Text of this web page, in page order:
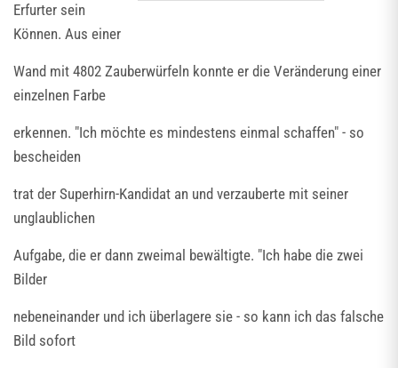
Erfurter sein
Können. Aus einer
Wand mit 4802 Zauberwürfeln konnte er die Veränderung einer
einzelnen Farbe
erkennen. "Ich möchte es mindestens einmal schaffen" - so
bescheiden
trat der Superhirn-Kandidat an und verzauberte mit seiner
unglaublichen
Aufgabe, die er dann zweimal bewältigte. "Ich habe die zwei
Bilder
nebeneinander und ich überlagere sie - so kann ich das falsche
Bild sofort